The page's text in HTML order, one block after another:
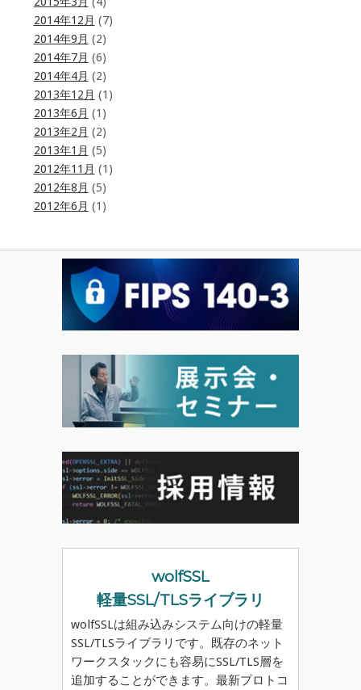
2014年12月 (7)
2014年9月 (2)
2014年7月 (6)
2014年4月 (2)
2013年12月 (1)
2013年6月 (1)
2013年2月 (2)
2013年1月 (5)
2012年11月 (1)
2012年8月 (5)
2012年6月 (1)
wolfSSL
軽量SSL/TLSライブラリ
wolfSSLは組み込みシステム向けの軽量
SSL/TLSライブラリです。既存のネット
ワークスタックにも容易にSSL/TLS層を
追加することができます。最新プロトコ